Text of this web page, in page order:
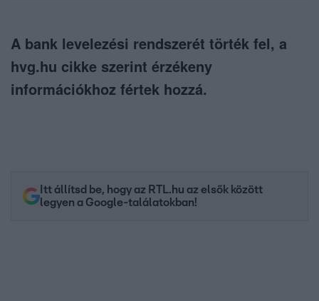
A bank levelezési rendszerét törték fel, a
hvg.hu cikke szerint érzékeny
információkhoz fértek hozzá.
Itt állítsd be, hogy az RTL.hu az elsők között
legyen a Google-találatokban!